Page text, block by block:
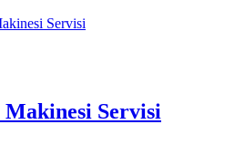
Servisi
Servisi